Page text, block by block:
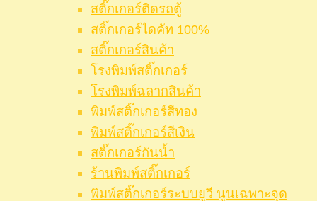
สติ๊กเกอร์ติดรถตู้
สติ๊กเกอร์ไดคัท 100%
สติ๊กเกอร์สินค้า
โรงพิมพ์สติ๊กเกอร์
โรงพิมพ์ฉลากสินค้า
พิมพ์สติ๊กเกอร์สีทอง
พิมพ์สติ๊กเกอร์สีเงิน
สติ๊กเกอร์กันน้ำ
ร้านพิมพ์สติ๊กเกอร์
พิมพ์สติ๊กเกอร์ระบบยูวี นูนเฉพาะจุด